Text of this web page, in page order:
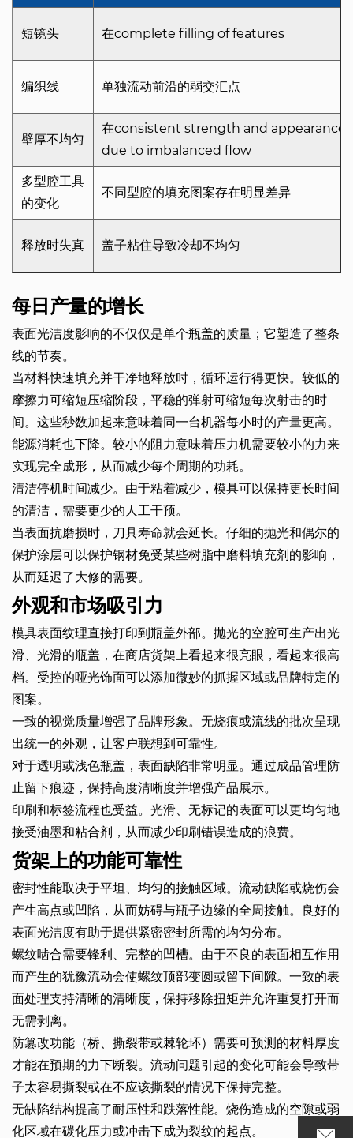
短镜头 在complete filling of features
编织线 单独流动前沿的弱交汇点
壁厚不均匀
在consistent strength and appearance
due to imbalanced flow
多型腔工具
的变化
不同型腔的填充图案存在明显差异
释放时失真 盖子粘住导致冷却不均匀
每日产量的增长
表面光洁度影响的不仅仅是单个瓶盖的质量；它塑造了整条
线的节奏。
当材料快速填充并干净地释放时，循环运行得更快。较低的
摩擦力可缩短压缩阶段，平稳的弹射可缩短每次射击的时
间。这些秒数加起来意味着同一台机器每小时的产量更高。
能源消耗也下降。较小的阻力意味着压力机需要较小的力来
实现完全成形，从而减少每个周期的功耗。
清洁停机时间减少。由于粘着减少，模具可以保持更长时间
的清洁，需要更少的人工干预。
当表面抗磨损时，刀具寿命就会延长。仔细的抛光和偶尔的
保护涂层可以保护钢材免受某些树脂中磨料填充剂的影响，
从而延迟了大修的需要。
外观和市场吸引力
模具表面纹理直接打印到瓶盖外部。抛光的空腔可生产出光
滑、光滑的瓶盖，在商店货架上看起来很亮眼，看起来很高
档。受控的哑光饰面可以添加微妙的抓握区域或品牌特定的
图案。
一致的视觉质量增强了品牌形象。无烧痕或流线的批次呈现
出统一的外观，让客户联想到可靠性。
对于透明或浅色瓶盖，表面缺陷非常明显。通过成品管理防
止留下痕迹，保持高度清晰度并增强产品展示。
印刷和标签流程也受益。光滑、无标记的表面可以更均匀地
接受油墨和粘合剂，从而减少印刷错误造成的浪费。
货架上的功能可靠性
密封性能取决于平坦、均匀的接触区域。流动缺陷或烧伤会
产生高点或凹陷，从而妨碍与瓶子边缘的全周接触。良好的
表面光洁度有助于提供紧密密封所需的均匀分布。
螺纹啮合需要锋利、完整的凹槽。由于不良的表面相互作用
而产生的犹豫流动会使螺纹顶部变圆或留下间隙。一致的表
面处理支持清晰的清晰度，保持移除扭矩并允许重复打开而
无需剥离。
防篡改功能（桥、撕裂带或棘轮环）需要可预测的材料厚度
才能在预期的力下断裂。流动问题引起的变化可能会导致带
子太容易撕裂或在不应该撕裂的情况下保持完整。
无缺陷结构提高了耐压性和跌落性能。烧伤造成的空隙或弱
化区域在碳化压力或冲击下成为裂纹的起点。